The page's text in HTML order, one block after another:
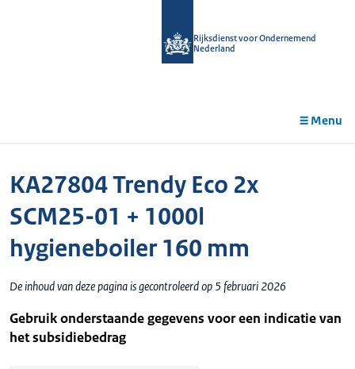
Rijksdienst voor Ondernemend
Nederland
Menu
KA27804 Trendy Eco 2x
SCM25-01 + 1000l
hygieneboiler 160 mm
De inhoud van deze pagina is gecontroleerd op 5 februari 2026
Gebruik onderstaande gegevens voor een indicatie van
het subsidiebedrag